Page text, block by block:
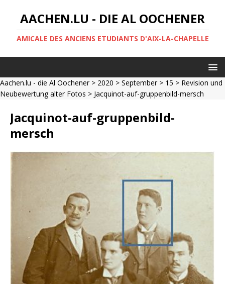
AACHEN.LU - DIE AL OOCHENER
AMICALE DES ANCIENS ETUDIANTS D'AIX-LA-CHAPELLE
Aachen.lu - die Al Oochener> 2020 > September> 15 > Revision und
Neubewertung alter Fotos > Jacquinot-auf-gruppenbild-mersch
Jacquinot-auf-gruppenbild-
mersch